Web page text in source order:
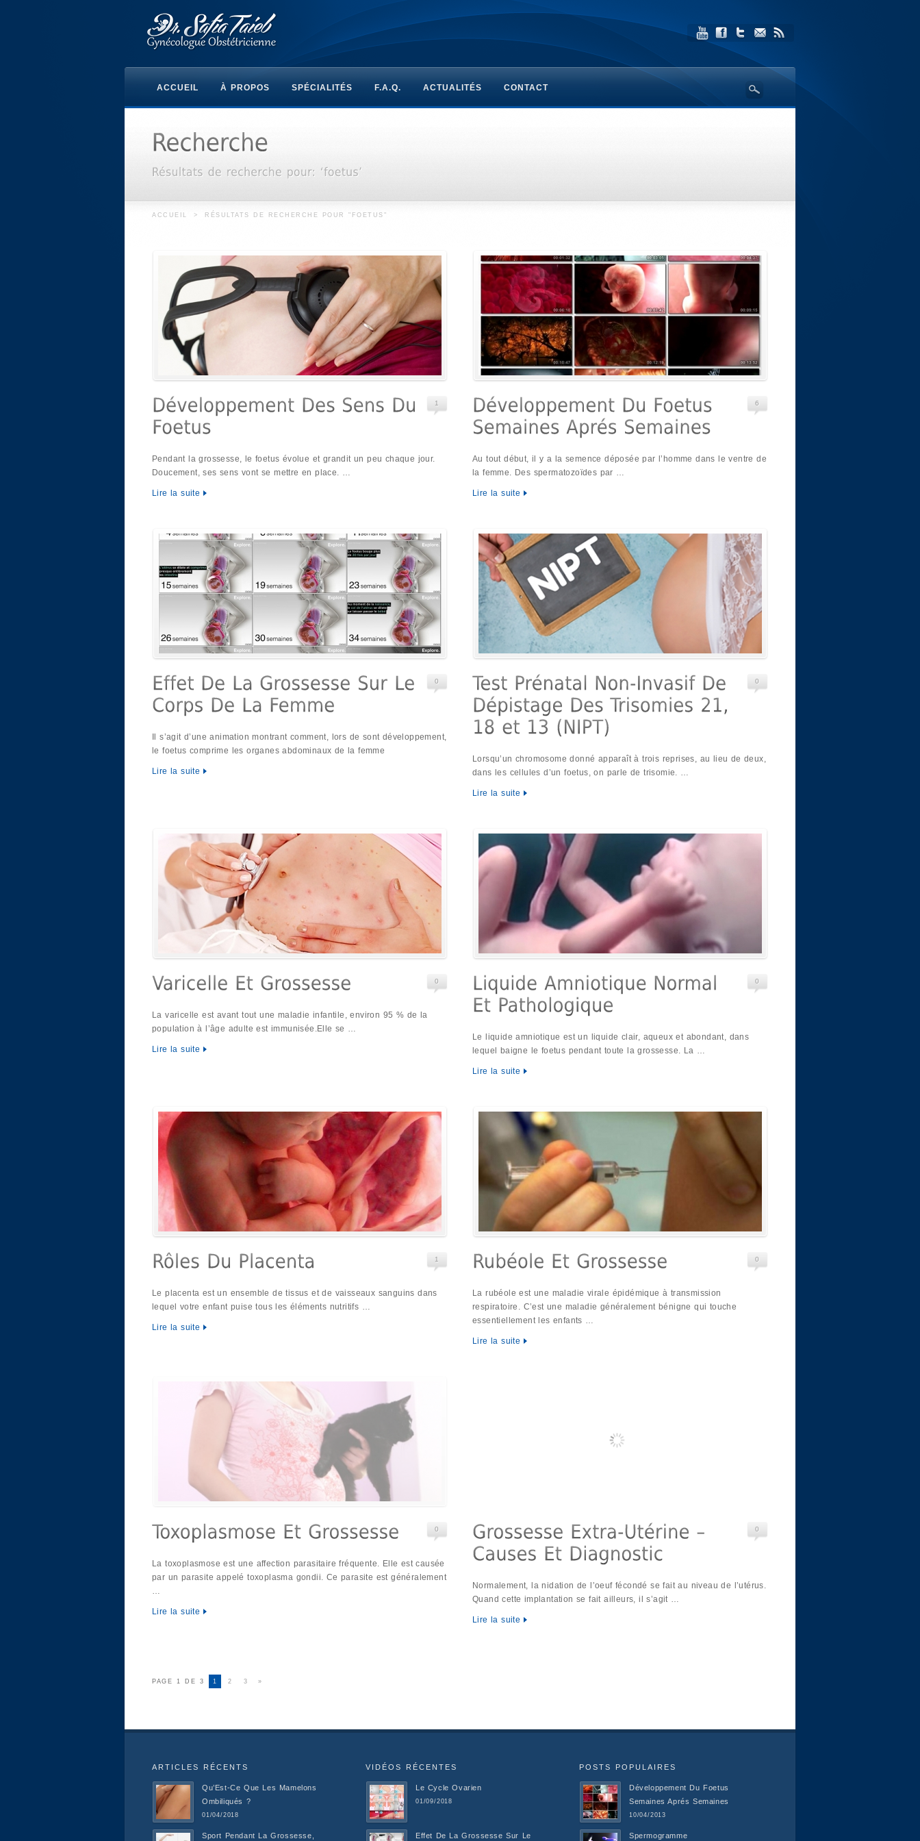
ACCUEIL À PROPOS SPÉCIALITÉS F.A.Q. ACTUALITÉS CONTACT
ACCUEIL > RÉSULTATS DE RECHERCHE POUR "FOETUS"
1
Pendant la grossesse, le foetus évolue et grandit un peu chaque jour.
Doucement, ses sens vont se mettre en place. …
Lire la suite
6
Au tout début, il y a la semence déposée par l’homme dans le ventre de
la femme. Des spermatozoïdes par …
Lire la suite
0
Il s’agit d’une animation montrant comment, lors de sont développement,
le foetus comprime les organes abdominaux de la femme
Lire la suite
0
Lorsqu’un chromosome donné apparaît à trois reprises, au lieu de deux,
dans les cellules d’un foetus, on parle de trisomie. …
Lire la suite
0
La varicelle est avant tout une maladie infantile, environ 95 % de la
population à l’âge adulte est immunisée.Elle se …
Lire la suite
0
Le liquide amniotique est un liquide clair, aqueux et abondant, dans
lequel baigne le foetus pendant toute la grossesse. La …
Lire la suite
1
Le placenta est un ensemble de tissus et de vaisseaux sanguins dans
lequel votre enfant puise tous les éléments nutritifs …
Lire la suite
0
La rubéole est une maladie virale épidémique à transmission
respiratoire. C’est une maladie généralement bénigne qui touche
essentiellement les enfants …
Lire la suite
0
La toxoplasmose est une affection parasitaire fréquente. Elle est causée
par un parasite appelé toxoplasma gondii. Ce parasite est généralement
…
Lire la suite
0
Normalement, la nidation de l’oeuf fécondé se fait au niveau de l’utérus.
Quand cette implantation se fait ailleurs, il s’agit …
Lire la suite
PAGE 1 DE 3 1 2 3 »
ARTICLES RÉCENTS
Qu’Est-Ce Que Les Mamelons
Ombiliqués ?
01/04/2018
Sport Pendant La Grossesse,
VIDÉOS RÉCENTES
Le Cycle Ovarien
01/09/2018
Effet De La Grossesse Sur Le
POSTS POPULAIRES
Développement Du Foetus
Semaines Aprés Semaines
10/04/2013
Spermogramme